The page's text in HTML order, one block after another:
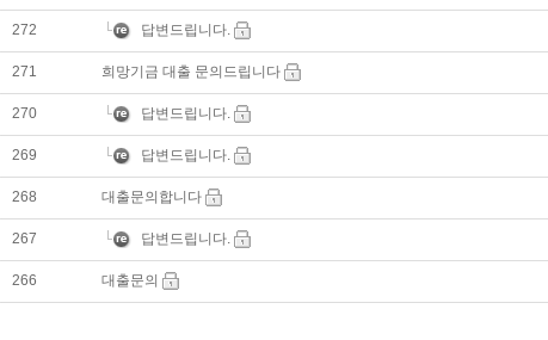
272 답변드립니다.
271 희망기금 대출 문의드립니다
270 답변드립니다.
269 답변드립니다.
268 대출문의합니다
267 답변드립니다.
266 대출문의